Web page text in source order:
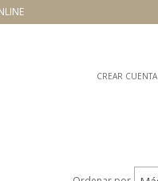
CREAR CUENTA